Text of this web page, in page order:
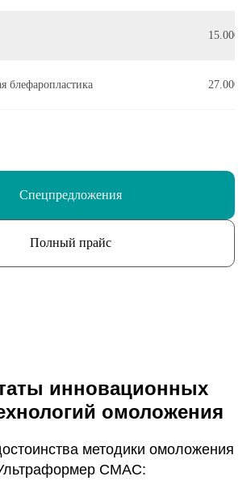
15.000
блефаропластика
Спецпредложения
Полный прайс
инновационных
омоложения
методики омоложения
СМАС: